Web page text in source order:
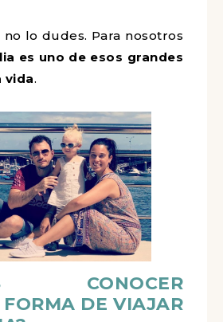
no lo dudes. Para nosotros
es uno de esos grandes
vida.
CONOCER
FORMA DE VIAJAR